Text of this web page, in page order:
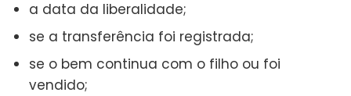
a data da liberalidade;
se a transferência foi registrada;
se o bem continua com o filho ou foi
vendido;